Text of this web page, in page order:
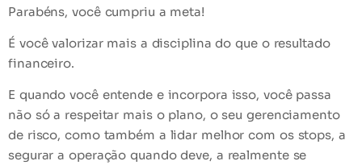
Parabéns, você cumpriu a meta!
É você valorizar mais a disciplina do que o resultado
financeiro.
E quando você entende e incorpora isso, você passa
não só a respeitar mais o plano, o seu gerenciamento
de risco, como também a lidar melhor com os stops, a
segurar a operação quando deve, a realmente se